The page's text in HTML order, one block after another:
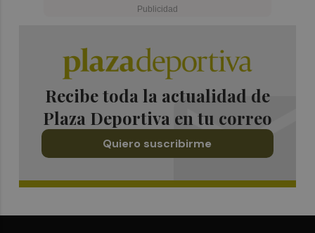
Recibe toda la actualidad de
Plaza Deportiva en tu correo
Quiero suscribirme